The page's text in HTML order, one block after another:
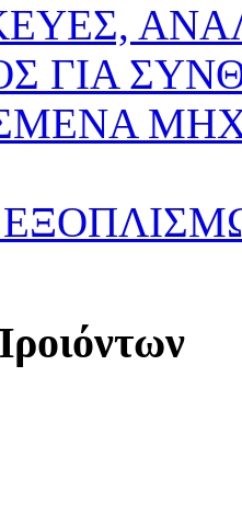
ΓΙΑ